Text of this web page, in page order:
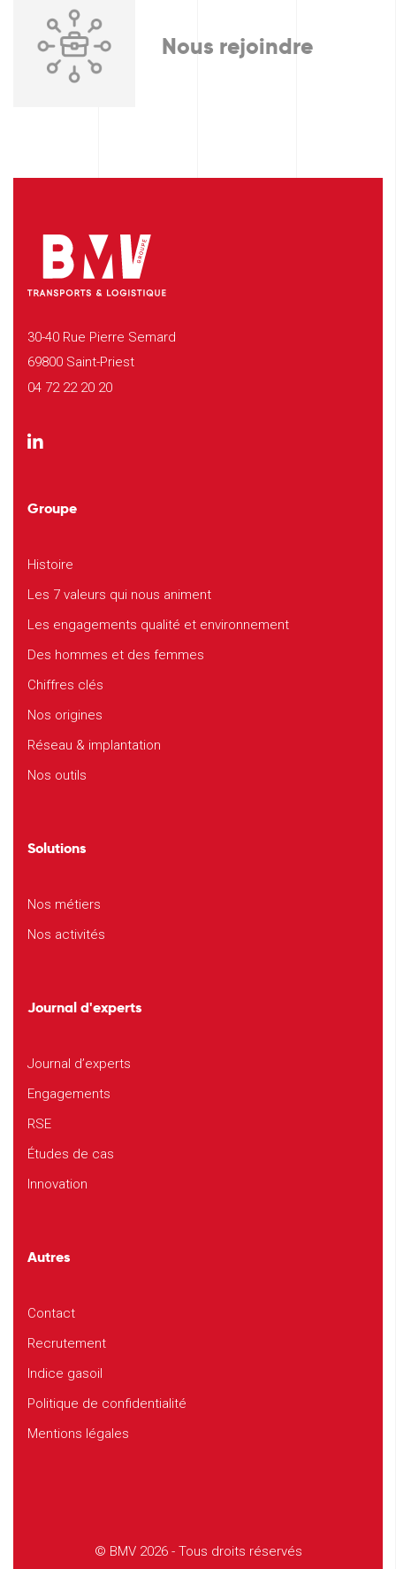
Nous rejoindre
30-40 Rue Pierre Semard
69800 Saint-Priest
04 72 22 20 20
Groupe
Histoire
Les 7 valeurs qui nous animent
Les engagements qualité et environnement
Des hommes et des femmes
Chiffres clés
Nos origines
Réseau & implantation
Nos outils
Solutions
Nos métiers
Nos activités
Journal d'experts
Journal d’experts
Engagements
RSE
Études de cas
Innovation
Autres
Contact
Recrutement
Indice gasoil
Politique de confidentialité
Mentions légales
© BMV 2026 - Tous droits réservés